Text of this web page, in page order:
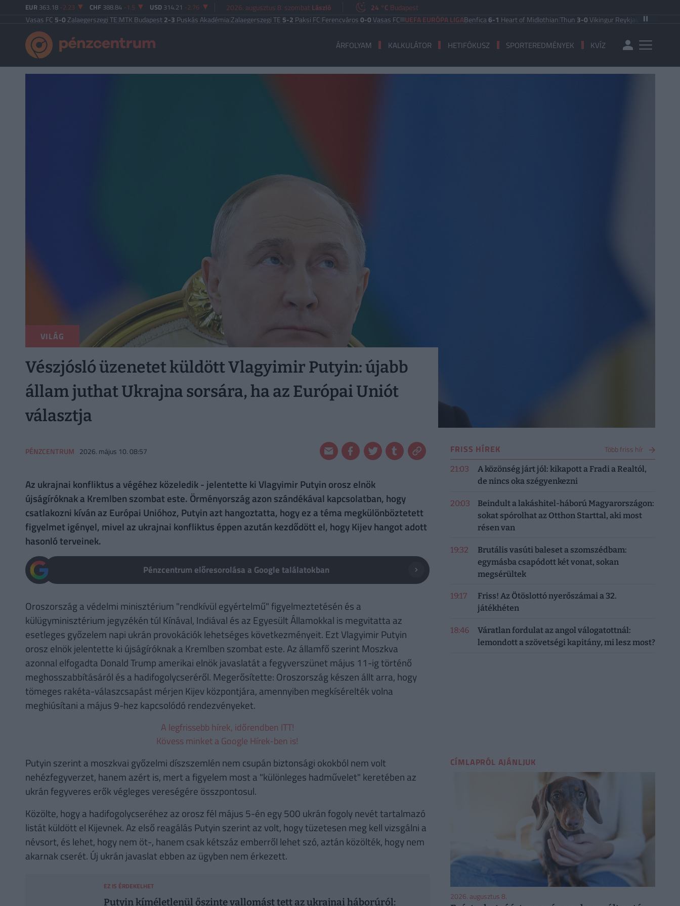
EUR 363.18 -2.23 CHF 388.84 -1.5 USD 314.21 -2.76 2026. augusztus 8. szombatLászló 24 °C Budapest
Vasas FC5-0Zalaegerszegi TE|MTK Budapest2-3Puskás Akadémia|Zalaegerszegi TE5-2Paksi FC|Ferencváros0-0Vasas FC UEFA EURÓPA LIGABenfica6-1Heart of Midlothian|Thun3-0Vikingur Reykjavik|PAOK Saloniki
ÁRFOLYAM KALKULÁTOR HETIFÓKUSZ SPORTEREDMÉNYEK KVÍZ
VILÁG
Vészjósló üzenetet küldött Vlagyimir Putyin: újabb
állam juthat Ukrajna sorsára, ha az Európai Uniót
választja
PÉNZCENTRUM 2026. május 10. 08:57
Az ukrajnai konfliktus a végéhez közeledik - jelentette ki Vlagyimir Putyin orosz elnök
újságíróknak a Kremlben szombat este. Örményország azon szándékával kapcsolatban, hogy
csatlakozni kíván az Európai Unióhoz, Putyin azt hangoztatta, hogy ez a téma megkülönböztetett
figyelmet igényel, mivel az ukrajnai konfliktus éppen azután kezdődött el, hogy Kijev hangot adott
hasonló terveinek.
Pénzcentrum előresorolása a Google találatokban
Oroszország a védelmi minisztérium "rendkívül egyértelmű" figyelmeztetésén és a
külügyminisztérium jegyzékén túl Kínával, Indiával és az Egyesült Államokkal is megvitatta az
esetleges győzelem napi ukrán provokációk lehetséges következményeit. Ezt Vlagyimir Putyin
orosz elnök jelentette ki újságíróknak a Kremlben szombat este. Az államfő szerint Moszkva
azonnal elfogadta Donald Trump amerikai elnök javaslatát a fegyverszünet május 11-ig történő
meghosszabbításáról és a hadifogolycseréről. Megerősítette: Oroszország készen állt arra, hogy
tömeges rakéta-válaszcsapást mérjen Kijev központjára, amennyiben megkísérelték volna
meghiúsítani a május 9-hez kapcsolódó rendezvényeket.
A legfrissebb hírek, időrendben ITT!
Kövess minket a Google Hírek-ben is!
Putyin szerint a moszkvai győzelmi díszszemlén nem csupán biztonsági okokból nem volt
nehézfegyverzet, hanem azért is, mert a figyelem most a "különleges hadművelet" keretében az
ukrán fegyveres erők végleges vereségére összpontosul.
Közölte, hogy a hadifogolycseréhez az orosz fél május 5-én egy 500 ukrán fogoly nevét tartalmazó
listát küldött el Kijevnek. Az első reagálás Putyin szerint az volt, hogy tüzetesen meg kell vizsgálni a
névsort, és lehet, hogy nem öt-, hanem csak kétszáz emberről lehet szó, aztán közölték, hogy nem
akarnak cserét. Új ukrán javaslat ebben az ügyben nem érkezett.
EZ IS ÉRDEKELHET
Putyin kíméletlenül őszinte vallomást tett az ukrajnai háborúról:
FRISS HÍREK Több friss hír
21:03
A közönség járt jól: kikapott a Fradi a Realtól,
de nincs oka szégyenkezni
20:03
Beindult a lakáshitel-háború Magyarországon:
sokat spórolhat az Otthon Starttal, aki most
résen van
19:32
Brutális vasúti baleset a szomszédbam:
egymásba csapódott két vonat, sokan
megsérültek
19:17
Friss! Az Ötöslottó nyerőszámai a 32.
játékhéten
18:46
Váratlan fordulat az angol válogatottnál:
lemondott a szövetségi kapitány, mi lesz most?
CÍMLAPRÓL AJÁNLJUK
2026. augusztus 8.